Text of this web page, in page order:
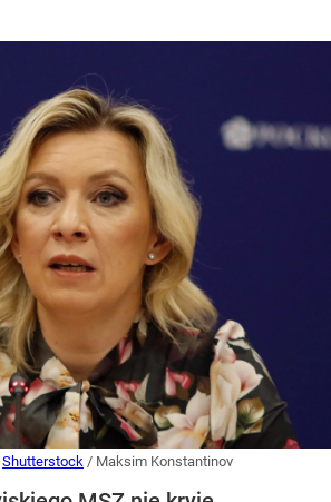
Shutterstock / Maksim Konstantinov